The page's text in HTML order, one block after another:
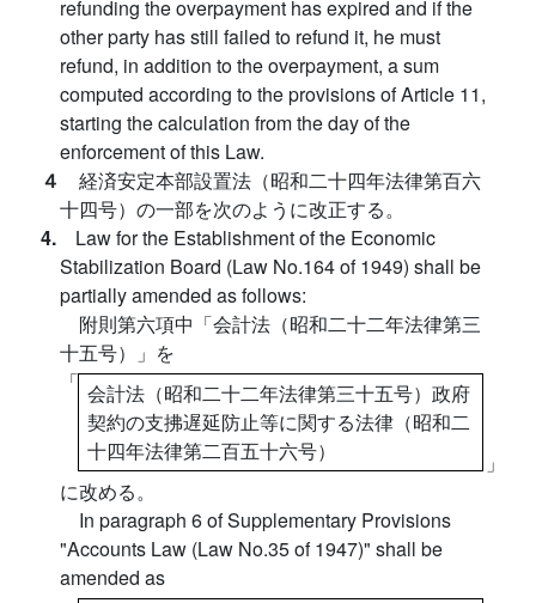
refunding the overpayment has expired and if the
other party has still failed to refund it, he must
refund, in addition to the overpayment, a sum
computed according to the provisions of Article 11,
starting the calculation from the day of the
enforcement of this Law.
４ 経済安定本部設置法（昭和二十四年法律第百六
十四号）の一部を次のように改正する。
4. Law for the Establishment of the Economic
Stabilization Board (Law No.164 of 1949) shall be
partially amended as follows:
附則第六項中「会計法（昭和二十二年法律第三
十五号）」を
「 会計法（昭和二十二年法律第三十五号）政府
契約の支拂遅延防止等に関する法律（昭和二
十四年法律第二百五十六号）
」
に改める。
In paragraph 6 of Supplementary Provisions
"Accounts Law (Law No.35 of 1947)" shall be
amended as